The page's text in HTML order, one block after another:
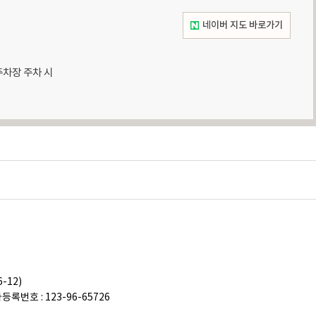
장 주차 시
네이버 지도 바로가기
12)
등록번호 : 123-96-65726